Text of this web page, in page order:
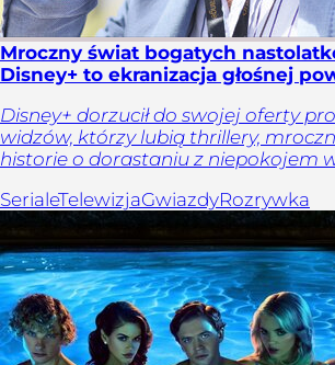
Mroczny świat bogatych
Disney+ to ekranizacja głośnej
Disney+ dorzucił do swojej oferty
widzów, którzy lubią thrillery,
historie o dorastaniu z niepokojem
SerialeTelewizjaGwiazdyRozrywka